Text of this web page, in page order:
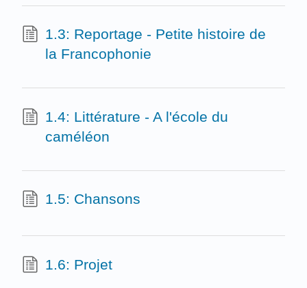
1.3: Reportage - Petite histoire de
la Francophonie
1.4: Littérature - A l'école du
caméléon
1.5: Chansons
1.6: Projet